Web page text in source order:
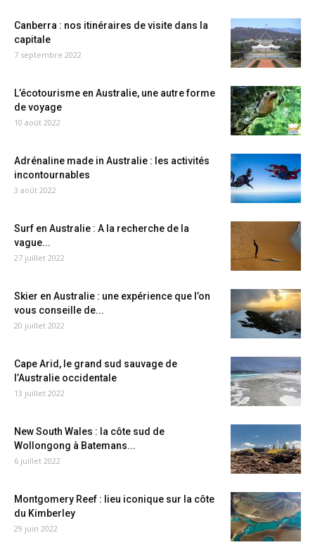
Canberra : nos itinéraires de visite dans la
capitale
7 septembre 2022
L’écotourisme en Australie, une autre forme
de voyage
10 août 2022
Adrénaline made in Australie : les activités
incontournables
3 août 2022
Surf en Australie : A la recherche de la
vague...
27 juillet 2022
Skier en Australie : une expérience que l’on
vous conseille de...
20 juillet 2022
Cape Arid, le grand sud sauvage de
l’Australie occidentale
13 juillet 2022
New South Wales : la côte sud de
Wollongong à Batemans...
6 juillet 2022
Montgomery Reef : lieu iconique sur la côte
du Kimberley
29 juin 2022